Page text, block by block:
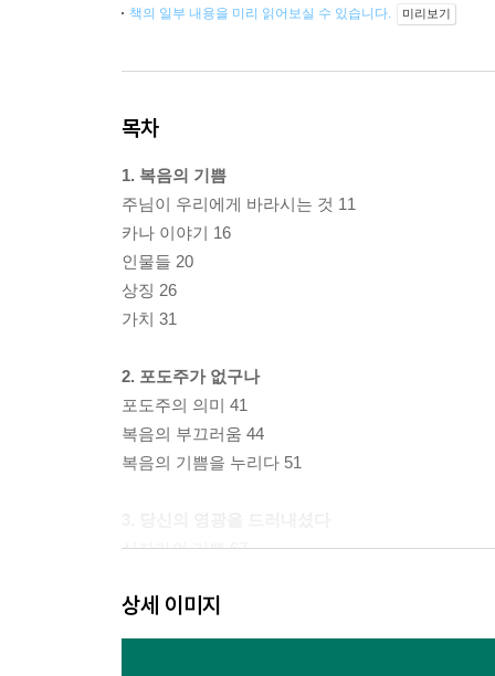
책의 일부 내용을 미리 읽어보실 수 있습니다. 미리보기
목차
1. 복음의 기쁨
주님이 우리에게 바라시는 것 11
카나 이야기 16
인물들 20
상징 26
가치 31
2. 포도주가 없구나
포도주의 의미 41
복음의 부끄러움 44
복음의 기쁨을 누리다 51
십자가의 기쁨 67
카나에서 영광이 드러나다 76
평화의 길 80
상세 이미지